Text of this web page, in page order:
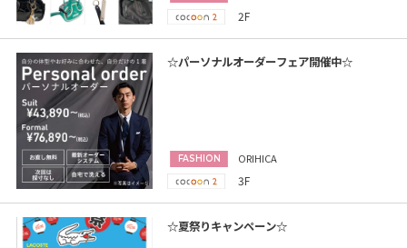
2F
☆パーソナルオーダーフェア開催中☆
FASHION ORIHICA
3F
☆夏祭りキャンペーン☆